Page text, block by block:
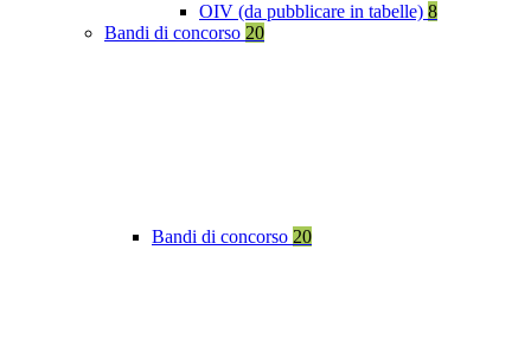
OIV (da pubblicare in tabelle) 8
Bandi di concorso 20
Bandi di concorso 20